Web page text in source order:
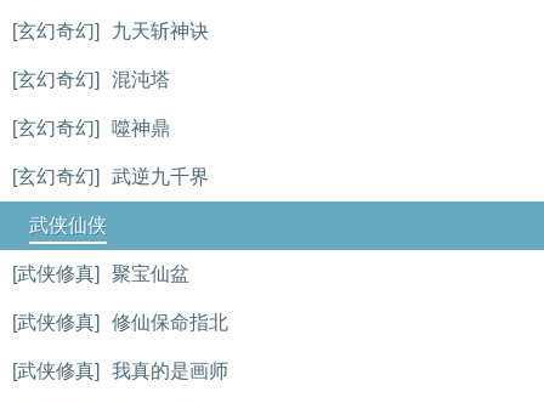
[玄幻奇幻] 九天斩神诀
[玄幻奇幻] 混沌塔
[玄幻奇幻] 噬神鼎
[玄幻奇幻] 武逆九千界
武侠仙侠
[武侠修真] 聚宝仙盆
[武侠修真] 修仙保命指北
[武侠修真] 我真的是画师